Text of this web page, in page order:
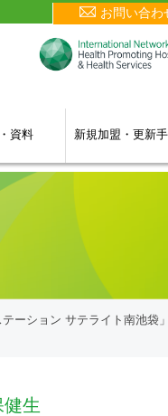
お問い合わ
資料 新規加盟・更新
ーション サテライト南池袋
生